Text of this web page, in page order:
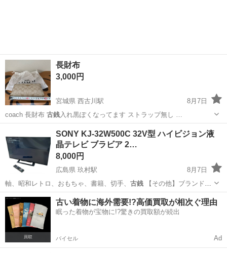
長財布
3,000円
宮城県 西古川駅
8月7日
coach 長財布 古銭入れ黒ぽくなってます ストラップ無し …
SONY KJ-32W500C 32V型 ハイビジョン液
晶テレビ ブラビア 2…
8,000円
広島県 玖村駅
8月7日
軸、昭和レトロ、おもちゃ、書籍、切手、 古銭【その他】ブランド家
具、電動自転車、…
広島 広島市 玖村駅 テレビ
古い着物に海外需要!?高価買取が相次ぐ理由
眠った着物が宝物に!?驚きの買取額が続出
バイセル Ad